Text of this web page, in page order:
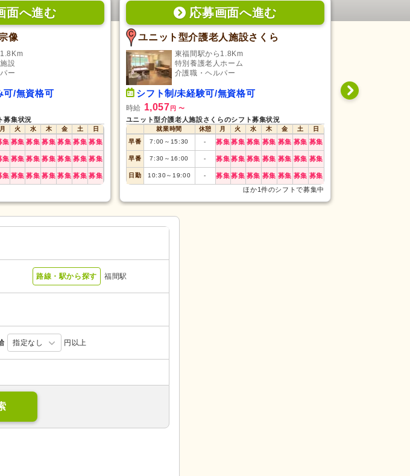
面へ進む
像
設
ー
可/無資格可
募集状況
月 火 水 木 金 土
日
集 募集 募集 募集 募集 募集 募集
集 募集 募集 募集 募集 募集 募集
集 募集 募集 募集 募集 募集 募集
応募画面へ進む
ユニット型介護老人施設さくら
東福間駅から1.8Km
特別養護老人ホーム
介護職・ヘルパー
シフト制/未経験可/無資格可
時給 1,057 円 〜
ユニット型介護老人施設さくらのシフト募集状況
就業時間 休憩 月 火 水 木 金 土
日
早番
7:00 ～ 15:30 - 募集募集 募集 募集 募集 募集 募集
早番 7:30 ～ 16:00 - 募集募集 募集 募集 募集 募集 募集
日勤 10:30～ 19:00 - 募集募集 募集 募集 募集 募集 募集
ほか1件のシフトで募集中
シフト制/未
路線・駅から探す 福間駅
指定なし 円以上
介護付き有料老人ホーム(3)